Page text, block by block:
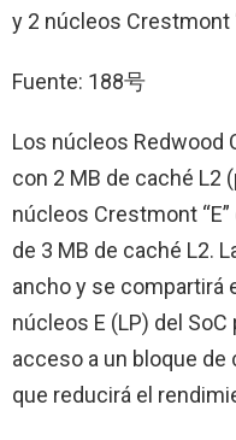
y 2 núcleos Crestmont
Fuente: 188号
Los núcleos Redwood
con 2 MB de caché L2
núcleos Crestmont
de 3 MB de caché L2.
ancho y se compartirá
núcleos E (LP) del
acceso a un bloque de
que reducirá el